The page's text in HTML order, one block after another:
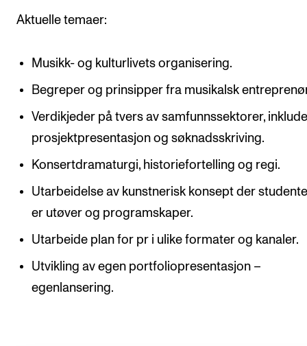
Aktuelle temaer:
Musikk- og kulturlivets organisering.
Begreper og prinsipper fra musikalsk
Verdikjeder på tvers av samfunnssektorer,
prosjektpresentasjon og søknadsskriving.
Konsertdramaturgi, historiefortelling og regi.
Utarbeidelse av kunstnerisk konsept der
er utøver og programskaper.
Utarbeide plan for pr i ulike formater og kanaler.
Utvikling av egen portfoliopresentasjon –
egenlansering.